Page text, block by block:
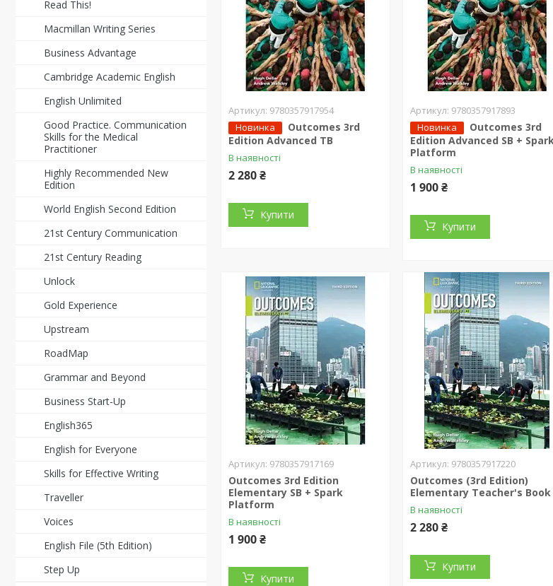
Read This!
Macmillan Writing Series
Business Advantage
Cambridge Academic English
English Unlimited
Good Practice. Communication
Skills for the Medical
Practitioner
Highly Recommended New
Edition
World English Second Edition
21st Century Communication
21st Century Reading
Unlock
Gold Experience
Upstream
RoadMap
Grammar and Beyond
Business Start-Up
English365
English for Everyone
Skills for Effective Writing
Traveller
Voices
English File (5th Edition)
Step Up
9780357917954
Новинка
Outcomes 3rd
Edition Advanced TB
В наявності
2 280 ₴
Купити
9780357917893
Новинка
Outcomes 3rd
Edition Advanced SB +
Platform
В наявності
1 900 ₴
Купити
9780357917169
Outcomes 3rd Edition
Elementary SB + Spark
Platform
В наявності
1 900 ₴
Купити
9780357917220
Outcomes (3rd Edition)
Elementary Teacher's Book
В наявності
2 280 ₴
Купити